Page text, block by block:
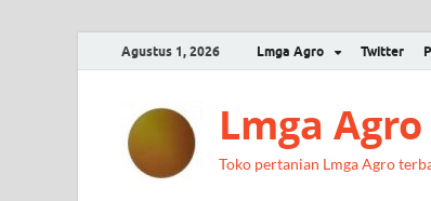
Agustus 1, 2026 Lmga Agro Twitter
Lmga
Toko pertanian Lmga Agro